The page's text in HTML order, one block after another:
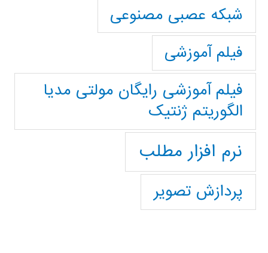
شبکه عصبی مصنوعی
فیلم آموزشی
فیلم آموزشی رایگان مولتی مدیا
الگوریتم ژنتیک
نرم افزار مطلب
پردازش تصویر